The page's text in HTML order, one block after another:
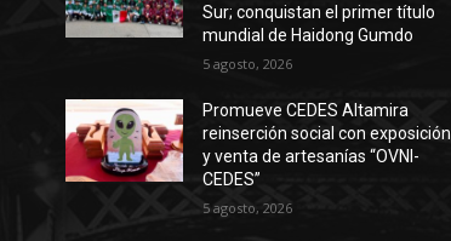
Sur; conquistan el primer título
mundial de Haidong Gumdo
5 agosto, 2026
Promueve CEDES Altamira
reinserción social con exposición
y venta de artesanías “OVNI-
CEDES”
5 agosto, 2026